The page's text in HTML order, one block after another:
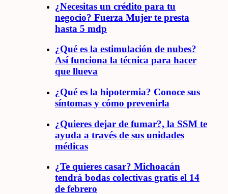
¿Necesitas un crédito para tu
negocio? Fuerza Mujer te presta
hasta 5 mdp
¿Qué es la estimulación de nubes?
Así funciona la técnica para hacer
que llueva
¿Qué es la hipotermia? Conoce sus
síntomas y cómo prevenirla
¿Quieres dejar de fumar?, la SSM te
ayuda a través de sus unidades
médicas
¿Te quieres casar? Michoacán
tendrá bodas colectivas gratis el 14
de febrero